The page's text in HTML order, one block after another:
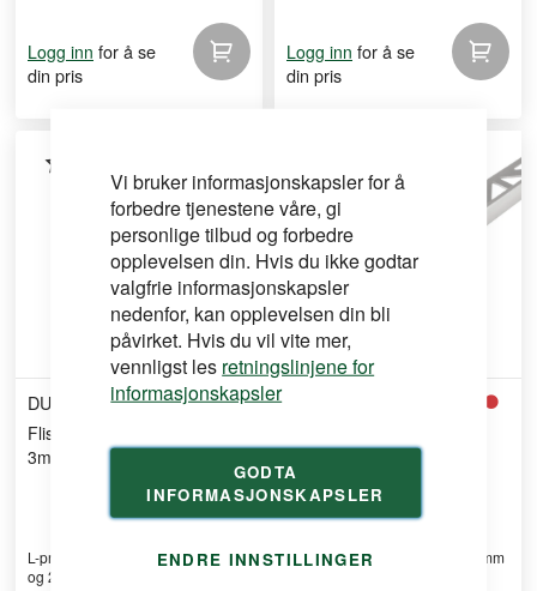
Vi bruker informasjonskapsler for å
forbedre tjenestene våre, gi
personlige tilbud og forbedre
opplevelsen din. Hvis du ikke godtar
valgfrie informasjonskapsler
nedenfor, kan opplevelsen din bli
påvirket. Hvis du vil vite mer,
vennligst les retningslinjene for
informasjonskapsler
GODTA
INFORMASJONSKAPSLER
ENDRE INNSTILLINGER
Logg inn for å se
din pris
Logg inn for å se
din pris
DURAL
Flislist Avslutning L-Profil
3mm 250mm Messing
L-profil flislist i messing, 3 mm høy
og 250 cm lan ...
4,5mm 250cm Sølv Alu
Natural
L-profil flislist i aluminium, 4,5 mm